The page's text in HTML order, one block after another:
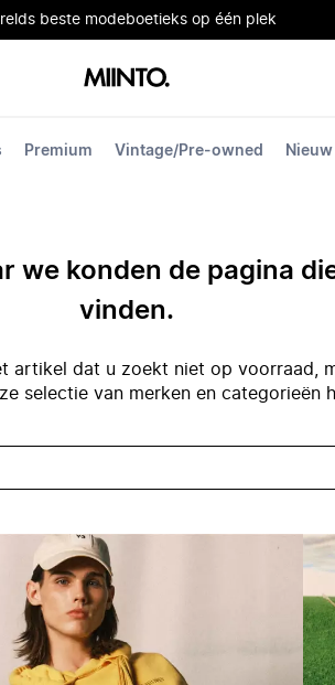
beste modeboetieks op één plek
Premium Vintage/Pre-owned Nieuw
we konden de pagina
vinden.
artikel dat u zoekt niet op voorraad,
selectie van merken en categorieën